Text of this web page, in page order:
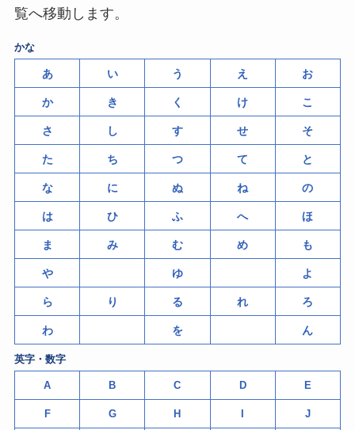
覧へ移動します。
かな
あ い う え お
か き く け こ
さ し す せ そ
た ち つ て と
な に ぬ ね の
は ひ ふ へ ほ
ま み む め も
や ゆ よ
ら り る れ ろ
わ を ん
英字・数字
A B C D E
F G H J